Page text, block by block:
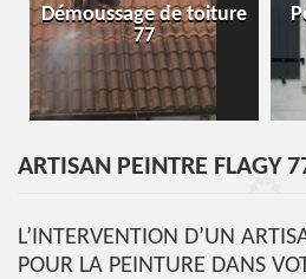
Démoussage de toiture
77
ARTISAN PEINTRE FLAGY
L’INTERVENTION D’UN
POUR LA PEINTURE DANS